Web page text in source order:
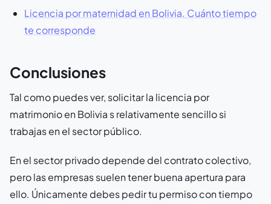
Licencia por maternidad en Bolivia. Cuánto tiempo
te corresponde
Conclusiones
Tal como puedes ver, solicitar la licencia por
matrimonio en Bolivia s relativamente sencillo si
trabajas en el sector público.
En el sector privado depende del contrato colectivo,
pero las empresas suelen tener buena apertura para
ello. Únicamente debes pedir tu permiso con tiempo